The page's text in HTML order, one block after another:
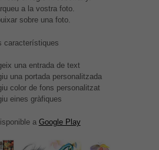
a la vostra foto.
sobre una foto.
característiques
una entrada de text
una portada personalitzada
color de fons personalitzat
eines gràfiques
a Google Play